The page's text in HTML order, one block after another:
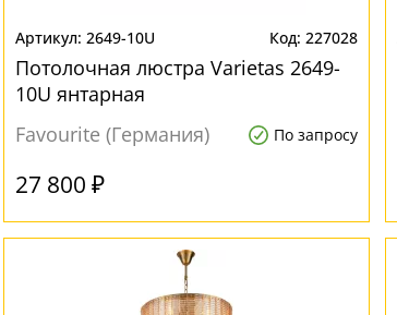
2649-10U 227028
Потолочная люстра Varietas 2649-
10U янтарная
Favourite (Германия)
По запросу
27 800 ₽